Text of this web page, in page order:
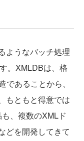
ようなバッチ処理
。XMLDBは、格
あることから、
もともと得意では
、複数のXMLド
どを開発してきて